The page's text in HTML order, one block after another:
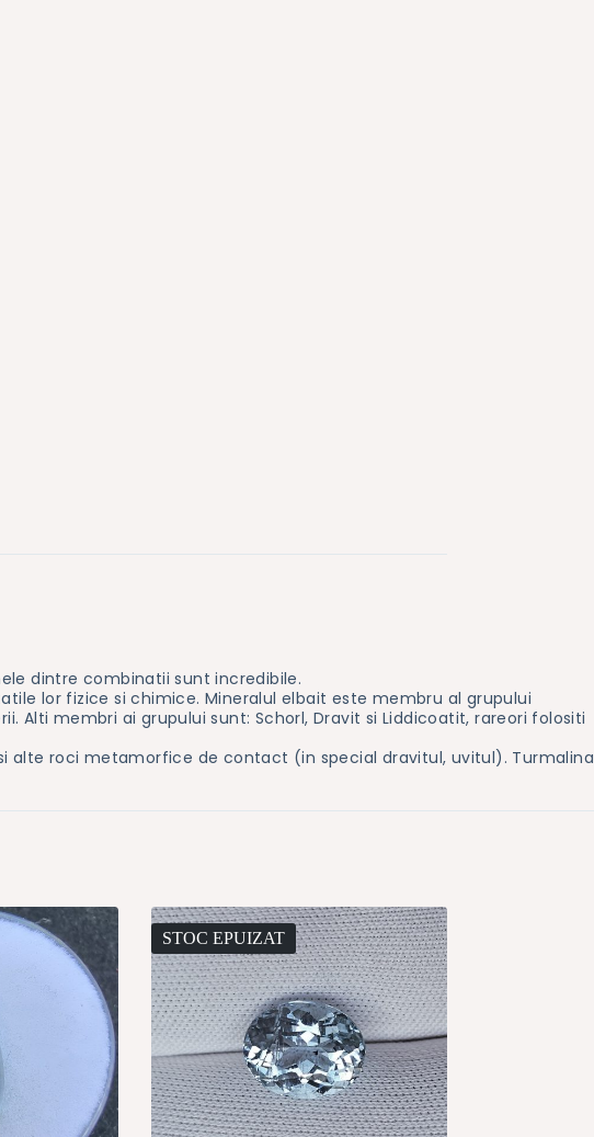
dintre combinatii sunt incredibile.
lor fizice si chimice. Mineralul elbait este membru al grupului
membri ai grupului sunt: Schorl, Dravit si Liddicoatit, rareori folositi
alte roci metamorfice de contact (in special dravitul, uvitul). Turmalina
STOC EPUIZAT